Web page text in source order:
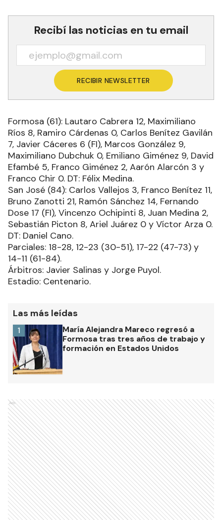
Recibí las noticias en tu email
RECIBIR NEWSLETTER
Formosa (61): Lautaro Cabrera 12, Maximiliano
Ríos 8, Ramiro Cárdenas 0, Carlos Benítez Gavilán
7, Javier Cáceres 6 (FI), Marcos González 9,
Maximiliano Dubchuk 0, Emiliano Giménez 9, David
Efambé 5, Franco Giménez 2, Aarón Alarcón 3 y
Franco Chir 0. DT: Félix Medina.
San José (84): Carlos Vallejos 3, Franco Benítez 11,
Bruno Zanotti 21, Ramón Sánchez 14, Fernando
Dose 17 (FI), Vincenzo Ochipinti 8, Juan Medina 2,
Sebastián Picton 8, Ariel Juárez 0 y Víctor Arza 0.
DT: Daniel Cano.
Parciales: 18-28, 12-23 (30-51), 17-22 (47-73) y
14-11 (61-84).
Árbitros: Javier Salinas y Jorge Puyol.
Estadio: Centenario.
Las más leídas
María Alejandra Mareco regresó a
Formosa tras tres años de trabajo y
formación en Estados Unidos
1
Ads